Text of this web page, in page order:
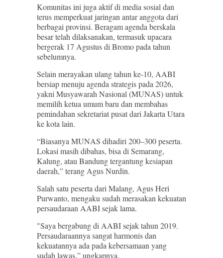
Komunitas ini juga aktif di media sosial dan
terus memperkuat jaringan antar anggota dari
berbagai provinsi. Beragam agenda berskala
besar telah dilaksanakan, termasuk upacara
bergerak 17 Agustus di Bromo pada tahun
sebelumnya.
Selain merayakan ulang tahun ke-10, AABI
bersiap menuju agenda strategis pada 2026,
yakni Musyawarah Nasional (MUNAS) untuk
memilih ketua umum baru dan membahas
pemindahan sekretariat pusat dari Jakarta Utara
ke kota lain.
“Biasanya MUNAS dihadiri 200–300 peserta.
Lokasi masih dibahas, bisa di Semarang,
Kalung, atau Bandung tergantung kesiapan
daerah,” terang Agus Nurdin.
Salah satu peserta dari Malang, Agus Heri
Purwanto, mengaku sudah merasakan kekuatan
persaudaraan AABI sejak lama.
"Saya bergabung di AABI sejak tahun 2019.
Persaudaraannya sangat harmonis dan
kekuatannya ada pada kebersamaan yang
sudah lawas,” ungkapnya.